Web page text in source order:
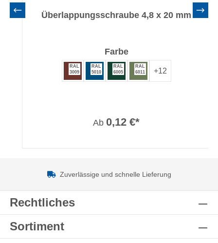
Überlappungsschraube 4,8 x 20 mm
Farbeauswählen
RAL
3009
RAL
5010
RAL
6005
RAL
6011
+12
Ab 0,12 €*
Zuverlässige und schnelle Lieferung
Rechtliches
Sortiment